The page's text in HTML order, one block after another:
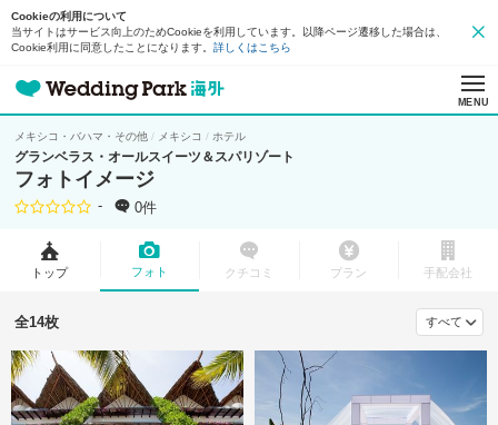
Cookieの利用について
当サイトはサービス向上のためCookieを利用しています。以降ページ遷移した場合は、
Cookie利用に同意したことになります。 詳しくはこちら
MENU
メキシコ・バハマ・その他 メキシコ ホテル
グランベラス・オールスイーツ＆スパリゾート
フォトイメージ
- 0件
トップ フォト クチコミ プラン 手配会社
全14枚